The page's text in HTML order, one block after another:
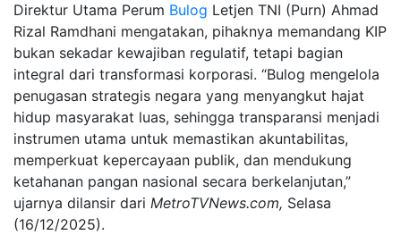
Direktur Utama Perum Bulog Letjen TNI (Purn) Ahmad
Rizal Ramdhani mengatakan, pihaknya memandang KIP
bukan sekadar kewajiban regulatif, tetapi bagian
integral dari transformasi korporasi. “Bulog mengelola
penugasan strategis negara yang menyangkut hajat
hidup masyarakat luas, sehingga transparansi menjadi
instrumen utama untuk memastikan akuntabilitas,
memperkuat kepercayaan publik, dan mendukung
ketahanan pangan nasional secara berkelanjutan,”
ujarnya dilansir dari MetroTVNews.com, Selasa
(16/12/2025).